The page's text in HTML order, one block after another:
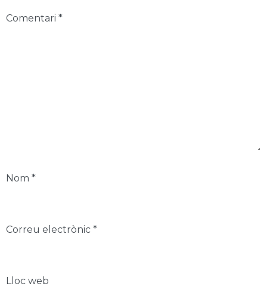
Comentari *
Nom *
Correu electrònic *
Lloc web